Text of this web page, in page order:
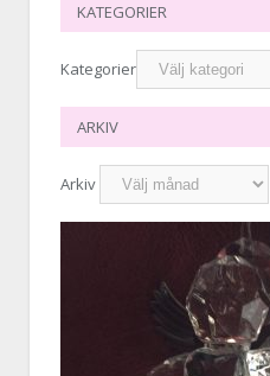
KATEGORIER
Kategorier
ARKIV
Arkiv